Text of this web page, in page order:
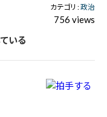
カテゴリ :政治
756 views
いる